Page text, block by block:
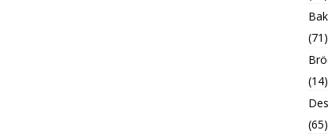
(71)
(14)
(65)